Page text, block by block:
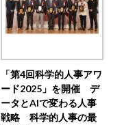
「第4回科学的人事アワ
ード2025」を開催 デ
ータとAIで変わる人事
戦略 科学的人事の最